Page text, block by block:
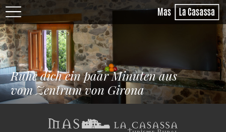
Ruhe dich ein paar Minuten aus
vom Zentrum von Girona